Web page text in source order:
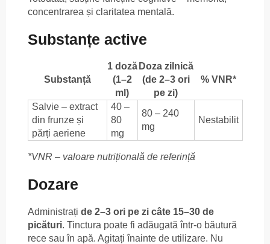
concentrarea și claritatea mentală.
Substanțe active
Substanță
1 doză
(1–2
ml)
Doza zilnică
(de 2–3 ori
pe zi)
% VNR*
Salvie – extract
din frunze și
părți aeriene
40 –
80
mg
80 – 240
mg
Nestabilit
*VNR – valoare nutrițională de referință
Dozare
Administrați de 2–3 ori pe zi câte 15–30 de
picături. Tinctura poate fi adăugată într-o băutură
rece sau în apă. Agitați înainte de utilizare. Nu